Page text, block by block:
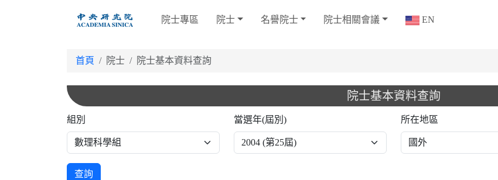
院士專區 院士 名譽院士 院士相關會議 EN
首頁 院士 院士基本資料查詢
院士基本資料查詢
組別 當選年(屆別) 所在地區
查詢